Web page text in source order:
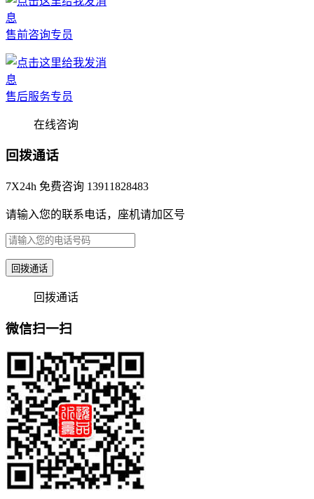
售前咨询专员
售后服务专员
在线咨询
回拨通话
7X24h 免费咨询 13911828483
请输入您的联系电话，座机请加区号
回拨通话
回拨通话
微信扫一扫